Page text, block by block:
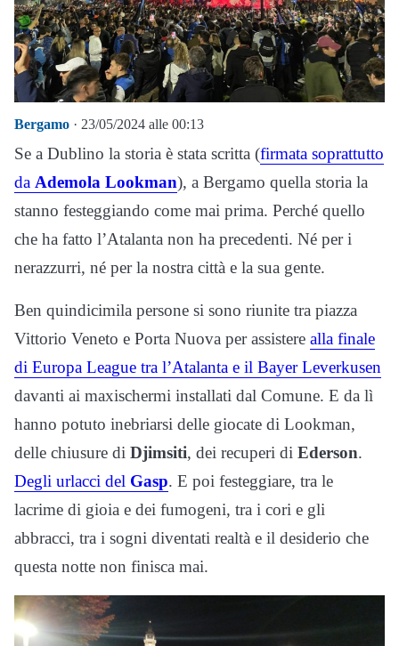
Bergamo · 23/05/2024 alle 00:13
Se a Dublino la storia è stata scritta (firmata soprattutto
da Ademola Lookman), a Bergamo quella storia la
stanno festeggiando come mai prima. Perché quello
che ha fatto l’Atalanta non ha precedenti. Né per i
nerazzurri, né per la nostra città e la sua gente.
Ben quindicimila persone si sono riunite tra piazza
Vittorio Veneto e Porta Nuova per assistere alla finale
di Europa League tra l’Atalanta e il Bayer Leverkusen
davanti ai maxischermi installati dal Comune. E da lì
hanno potuto inebriarsi delle giocate di Lookman,
delle chiusure di Djimsiti, dei recuperi di Ederson.
Degli urlacci del Gasp. E poi festeggiare, tra le
lacrime di gioia e dei fumogeni, tra i cori e gli
abbracci, tra i sogni diventati realtà e il desiderio che
questa notte non finisca mai.